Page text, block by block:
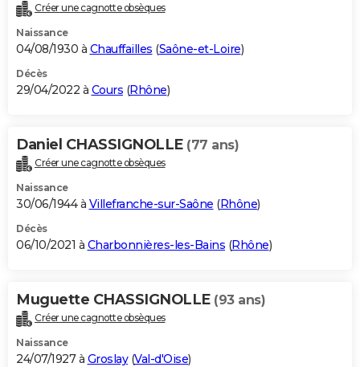
Créer une cagnotte obsèques
Naissance
04/08/1930 à Chauffailles (Saône-et-Loire)
Décès
29/04/2022 à Cours (Rhône)
Daniel CHASSIGNOLLE (77 ans)
Créer une cagnotte obsèques
Naissance
30/06/1944 à Villefranche-sur-Saône (Rhône)
Décès
06/10/2021 à Charbonnières-les-Bains (Rhône)
Muguette CHASSIGNOLLE (93 ans)
Créer une cagnotte obsèques
Naissance
24/07/1927 à Groslay(Val-d'Oise)